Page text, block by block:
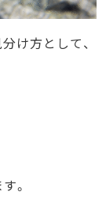
け方として、
。